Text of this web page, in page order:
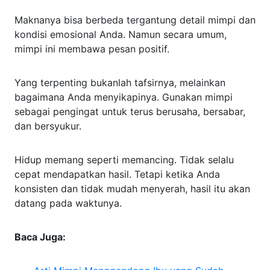
Maknanya bisa berbeda tergantung detail mimpi dan
kondisi emosional Anda. Namun secara umum,
mimpi ini membawa pesan positif.
Yang terpenting bukanlah tafsirnya, melainkan
bagaimana Anda menyikapinya. Gunakan mimpi
sebagai pengingat untuk terus berusaha, bersabar,
dan bersyukur.
Hidup memang seperti memancing. Tidak selalu
cepat mendapatkan hasil. Tetapi ketika Anda
konsisten dan tidak mudah menyerah, hasil itu akan
datang pada waktunya.
Baca Juga: